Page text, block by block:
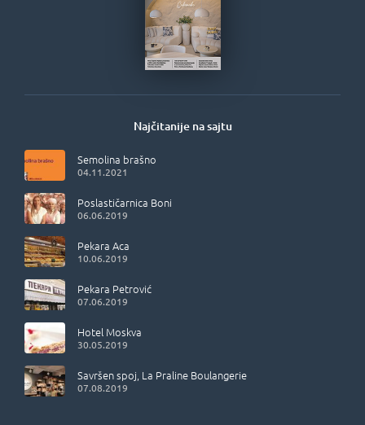
Najčitanije na sajtu
Semolina brašno
04.11.2021
Poslastičarnica Boni
06.06.2019
Pekara Aca
10.06.2019
Pekara Petrović
07.06.2019
Hotel Moskva
30.05.2019
Savršen spoj, La Praline Boulangerie
07.08.2019